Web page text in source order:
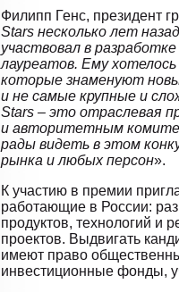
Филипп Генс, президент
Stars несколько лет
участвовал в
лауреатов. Ему
которые знаменуют
и не самые крупные и
Stars – это отраслевая
и авторитетным
рады видеть в этом
рынка и любых персон».
К участию в премии
работающие в России:
продуктов, технологий и
проектов. Выдвигать
имеют право
инвестиционные фонды,